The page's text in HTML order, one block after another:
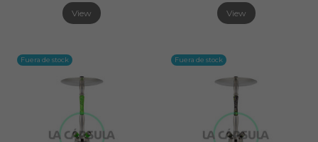
View View
Fuera de stock Fuera de stock